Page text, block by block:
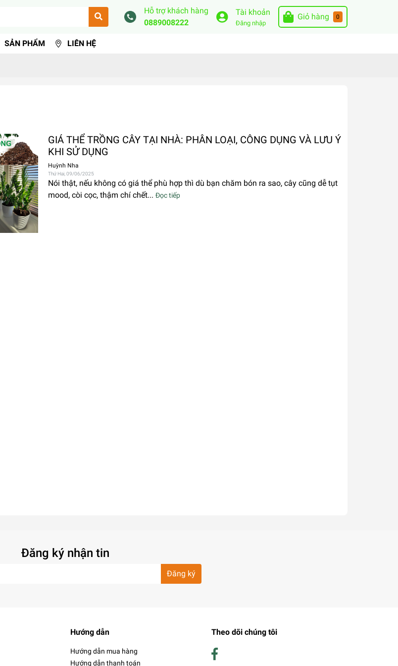
Hỗ trợ khách hàng
0889008222
Tài khoản
Đăng nhập
Giỏ hàng 0
SẢN PHẨM LIÊN HỆ
GIÁ THỂ TRỒNG CÂY TẠI NHÀ: PHÂN LOẠI, CÔNG DỤNG VÀ LƯU Ý
KHI SỬ DỤNG
Huỳnh Nha
Thứ Hai, 09/06/2025
Nói thật, nếu không có giá thể phù hợp thì dù bạn chăm bón ra sao, cây cũng dễ tụt
mood, còi cọc, thậm chí chết... Đọc tiếp
Đăng ký nhận tin
Đăng ký
Hướng dẫn
Hướng dẫn mua hàng
Hướng dẫn thanh toán
Theo dõi chúng tôi